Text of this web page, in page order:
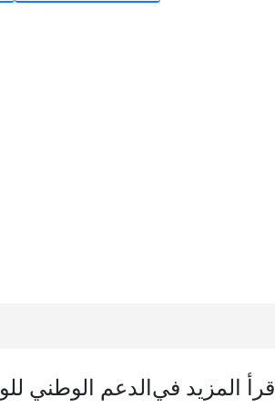
اقرأ المزيد في الدعم الوطني